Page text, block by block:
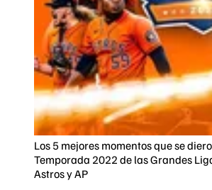
Los 5 mejores momentos que se
Temporada 2022 de las Grandes
Astros y AP